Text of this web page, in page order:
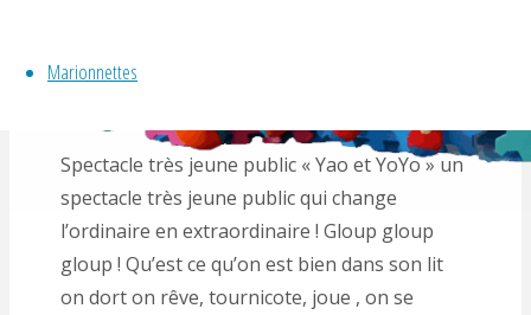
Marionnettes
Spectacle très jeune public « Yao et YoYo » un
spectacle très jeune public qui change
l’ordinaire en extraordinaire ! Gloup gloup
gloup ! Qu’est ce qu’on est bien dans son lit
on dort on rêve, tournicote, joue , on se